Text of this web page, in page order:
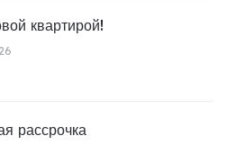
квартирой!
рассрочка